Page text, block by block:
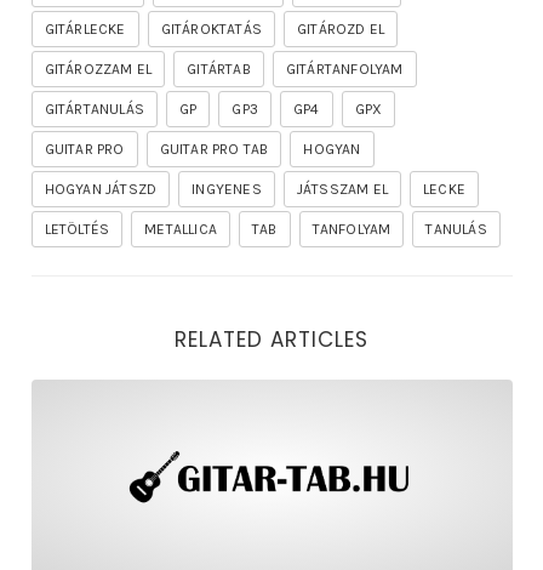
GITÁRLECKE GITÁROKTATÁS GITÁROZD EL
GITÁROZZAM EL GITÁRTAB GITÁRTANFOLYAM
GITÁRTANULÁS GP GP3 GP4 GPX
GUITAR PRO GUITAR PRO TAB HOGYAN
HOGYAN JÁTSZD INGYENES JÁTSSZAM EL LECKE
LETÖLTÉS METALLICA TAB TANFOLYAM TANULÁS
RELATED ARTICLES